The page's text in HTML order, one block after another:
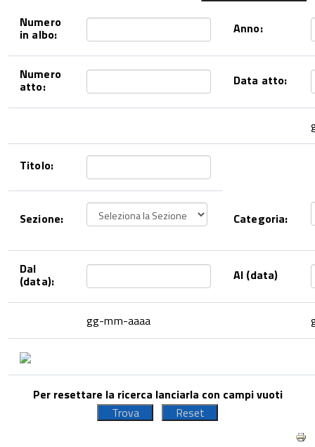
Numero
in albo: Anno:
Numero
atto: Data atto:
Titolo:
Sezione: Categoria:
Dal
(data): Al (data)
gg-mm-aaaa
Per resettare la ricerca lanciarla con campi vuoti